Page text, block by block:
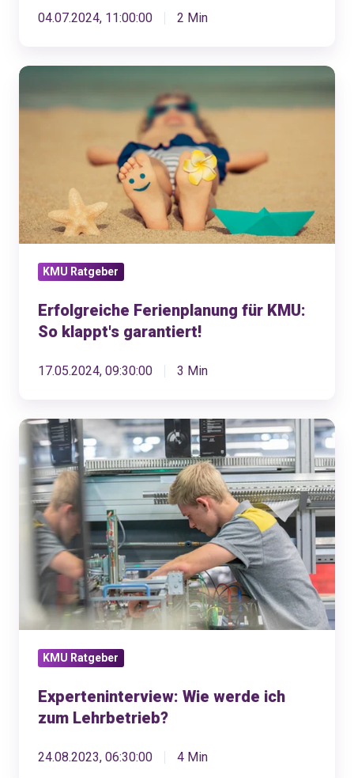
04.07.2024, 11:00:00 2 Min
Erfolgreiche
garantiert!
KMU Ratgeber
Erfolgreiche Ferienplanung für KMU:
So klappt's garantiert!
17.05.2024, 09:30:00 3 Min
Experteninterview:
Wie
werde
ich
zum
Lehrbetrieb?
KMU Ratgeber
Experteninterview: Wie werde ich
zum Lehrbetrieb?
24.08.2023, 06:30:00 4 Min